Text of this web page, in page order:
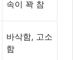
속이 꽉 참
바삭함, 고소
함